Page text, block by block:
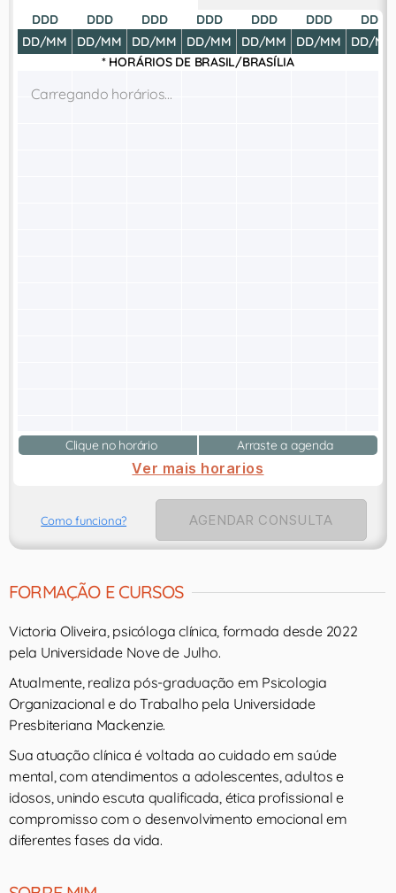
DDD
DD/MM
DDD
DD/MM
DDD
DD/MM
DDD
DD/MM
DDD
DD/MM
DDD
DD/MM
DDD
DD/MM
* HORÁRIOS DE BRASIL/BRASÍLIA
Carregando horários...
Clique no horário Arraste a agenda
Ver mais horarios
Como funciona? AGENDAR CONSULTA
FORMAÇÃO E CURSOS
Victoria Oliveira, psicóloga clínica, formada desde 2022
pela Universidade Nove de Julho.
Atualmente, realiza pós-graduação em Psicologia
Organizacional e do Trabalho pela Universidade
Presbiteriana Mackenzie.
Sua atuação clínica é voltada ao cuidado em saúde
mental, com atendimentos a adolescentes, adultos e
idosos, unindo escuta qualificada, ética profissional e
compromisso com o desenvolvimento emocional em
diferentes fases da vida.